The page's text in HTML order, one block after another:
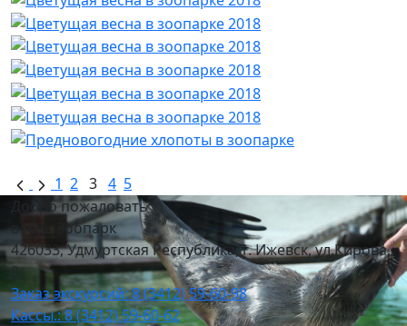
1 2 3 4 5
Добро пожаловать
в наш Зоопарк
426033, Удмуртская Республика, г. Ижевск, ул.Кирова,
8
Заказ экскурсий: 8 (3412) 59-60-98
Кассы.: 8 (3412) 59-60-62